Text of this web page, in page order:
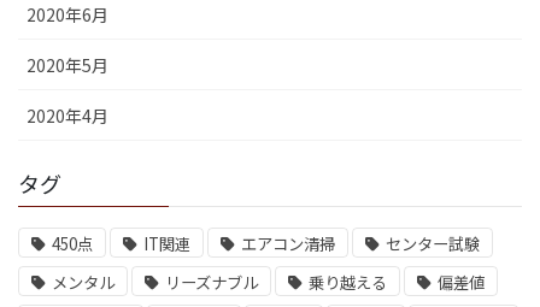
2020年6月
2020年5月
2020年4月
タグ
450点 IT関連 エアコン清掃
センター試験
メンタル
リーズナブル 乗り越える
偏差値